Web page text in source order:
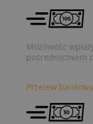
Możliwość
pośrednictwem
Przelew